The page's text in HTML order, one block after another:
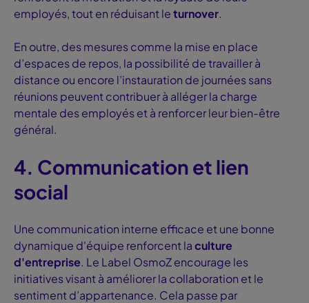
employés, tout en réduisant leturnover.
En outre, des mesures comme la mise en place
d’espaces de repos, la possibilité de travailler à
distance ou encore l’instauration de journées sans
réunions peuvent contribuer à alléger la charge
mentale des employés et à renforcer leur bien-être
général.
4. Communication et lien
social
Une communication interne efficace et une bonne
dynamique d'équipe renforcent laculture
d'entreprise. Le Label OsmoZ encourage les
initiatives visant à améliorer la collaboration et le
sentiment d’appartenance. Cela passe par